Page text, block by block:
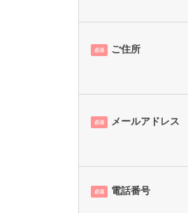
必須 ご住所
必須 メールアドレス
必須 電話番号